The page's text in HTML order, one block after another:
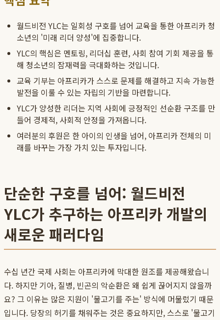
월드비전 YLC는 일회성 구호를 넘어 교육을 통한 아프리카 청
소년의 '미래 리더 양성'에 집중합니다.
YLC의 핵심은 멘토링, 리더십 훈련, 사회 참여 기회 제공을 통
해 청소년의 잠재력을 극대화하는 것입니다.
교육 기부는 아프리카가 스스로 문제를 해결하고 지속 가능한
발전을 이룰 수 있는 자립의 기반을 마련합니다.
YLC가 양성한 리더는 지역 사회에 긍정적인 선순환 구조를 만
들어 경제적, 사회적 안정을 가져옵니다.
여러분의 후원은 한 아이의 인생을 넘어, 아프리카 전체의 미
래를 바꾸는 가장 가치 있는 투자입니다.
단순한 구호를 넘어: 월드비전
YLC가 추구하는 아프리카 개발의
새로운 패러다임
수십 년간 국제 사회는 아프리카에 막대한 원조를 제공해왔습니
다. 하지만 기아, 질병, 빈곤의 악순환은 왜 쉽게 끊어지지 않을까
요? 그 이유는 많은 지원이 '물고기를 주는' 방식에 머물렀기 때문
입니다. 당장의 허기를 채워주는 것은 중요하지만, 스스로 '물고기